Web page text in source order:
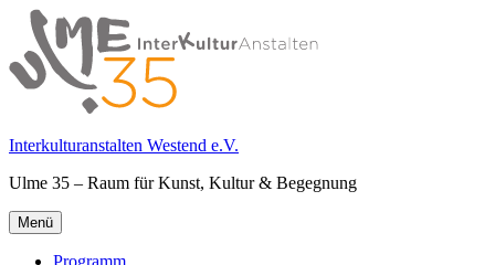
Springe
zum
Inhalt
Interkulturanstalten Westend e.V.
Ulme 35 – Raum für Kunst, Kultur & Begegnung
Primäres
Menü
Menü
Programm